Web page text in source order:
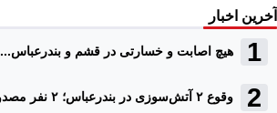
آخرین اخبار
هیچ اصابت و خسارتی در قشم و بندرعباس...
وقوع ۲ آتش‌سوزی در بندرعباس؛ ۲ نفر مصدوم...